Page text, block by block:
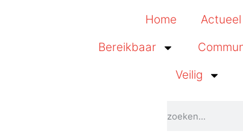
Home Actueel
Bereikbaar
Veilig